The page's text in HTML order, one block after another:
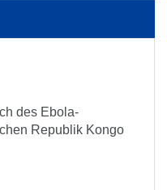
des Ebola-
Republik Kongo